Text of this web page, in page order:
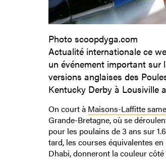
Photo scoopdyga.com
Actualité internationale ce
un événement important sur
versions anglaises des
Kentucky Derby à Lousiville
On court à Maisons-Laffitte
Grande-Bretagne, où se
pour les poulains de 3 ans sur
tard, les courses équivalentes en
Dhabi, donneront la couleur